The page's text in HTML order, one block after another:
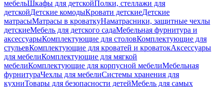
мебельШкафы для детскойПолки, стеллажи для
детскойДетские комодыКровати детскиеДетские
матрасыМатрасы в кроваткуНаматрасники, защитные чехлы
детскиеМебель для детского садаМебельная фурнитура и
аксессуарыКомплектующие для столовКомплектующие для
стульевКомплектующие для кроватей и кроватокАксессуары
для мебелиКомплектующие для мягкой
мебелиКомплектующие для корпусной мебелиМебельная
фурнитураЧехлы для мебелиСистемы хранения для
кухниТовары для безопасности детейМебель для самых